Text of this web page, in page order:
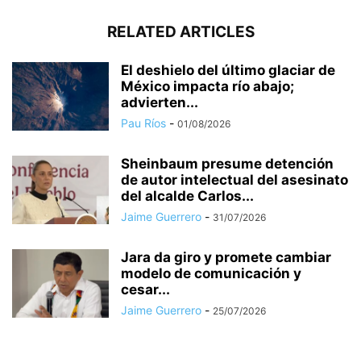
RELATED ARTICLES
El deshielo del último glaciar de
México impacta río abajo;
advierten...
Pau Ríos - 01/08/2026
Sheinbaum presume detención
de autor intelectual del asesinato
del alcalde Carlos...
Jaime Guerrero - 31/07/2026
Jara da giro y promete cambiar
modelo de comunicación y
cesar...
Jaime Guerrero - 25/07/2026